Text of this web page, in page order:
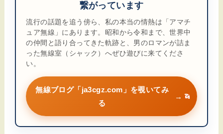
繋がっています
流行の話題を追う傍ら、私の本当の情熱は「アマチ
ュア無線」にあります。昭和から令和まで、世界中
の仲間と語り合ってきた軌跡と、男のロマンが詰ま
った無線室（シャック）へぜひ遊びに来てくださ
い。
無線ブログ「ja3cgz.com」を覗いてみ
る
→